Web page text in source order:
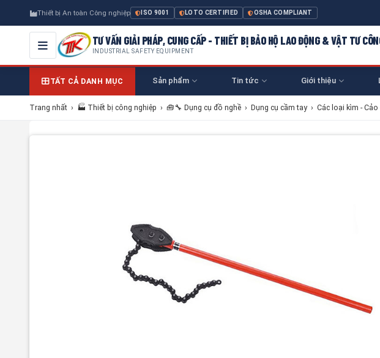
Thiết bị An toàn Công nghiệp ISO 9001 LOTO CERTIFIED OSHA COMPLIANT
TƯ VẤN GIẢI PHÁP, CUNG CẤP - THIẾT BỊ BẢO HỘ LAO ĐỘNG & VẬT TƯ
INDUSTRIAL SAFETY EQUIPMENT
TẤT CẢ DANH MỤC Sản phẩm Tin tức Giới thiệu
Trang nhất › 🏭 Thiết bị công nghiệp › 🧰🔧 Dụng cụ đồ nghề › Dụng cụ cầm tay › Các loại kìm - Cảo